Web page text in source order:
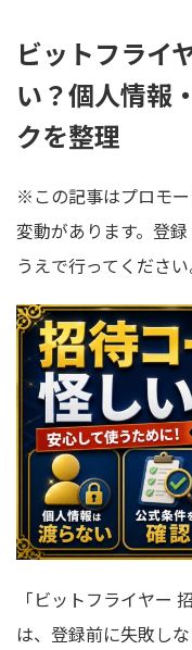
ビットフライ
い？個人情報
クを整理
※この記事はプロモ
変動があります。登
うえで行ってください
「ビットフライヤー
は、登録前に失敗し